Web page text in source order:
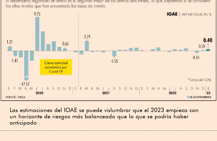
Las estimaciones del IOAE se puede vislumbrar que el 2023 empieza con
un horizonte de riesgos más balanceado que lo que se podría haber
anticipado